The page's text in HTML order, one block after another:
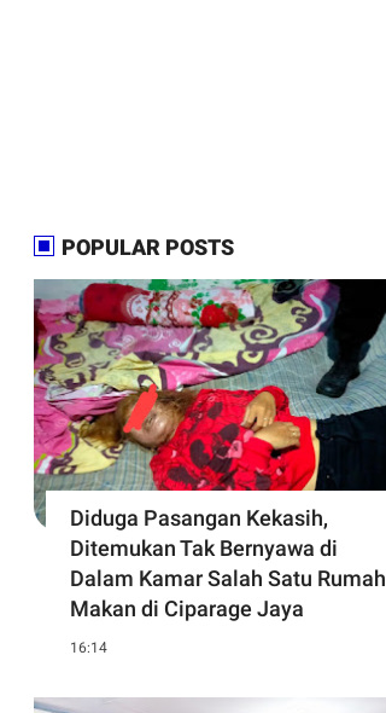
POPULAR POSTS
Diduga Pasangan Kekasih,
Ditemukan Tak Bernyawa di
Dalam Kamar Salah Satu Rumah
Makan di Ciparage Jaya
16:14